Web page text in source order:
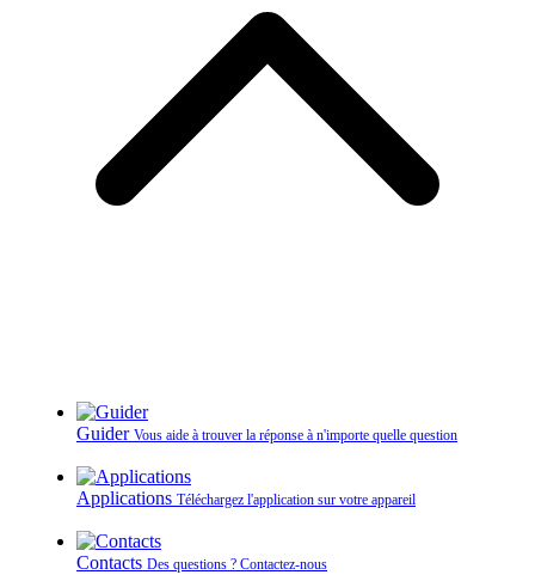
Guider Vous aide à trouver la réponse à n'importe quelle question
Applications Téléchargez l'application sur votre appareil
Contacts Des questions ? Contactez‑nous